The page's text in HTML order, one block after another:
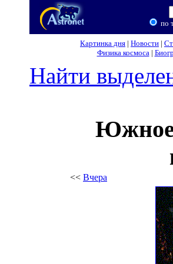
по
Картинка дня | Новости |
Физика космоса|
Найти
Южное
<< Вчера